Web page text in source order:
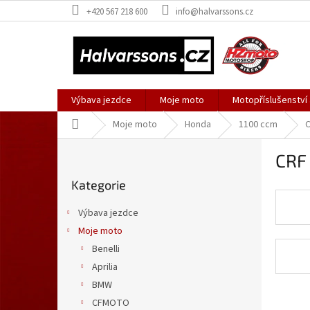
na
+420 567 218 600 info@halvarssons.cz
Výbava jezdce Moje moto Motopříslušenství
Domů Moje moto Honda 1100 ccm
kategorie
Kategorie
Výbava jezdce
Moje moto
Benelli
Aprilia
BMW
CFMOTO